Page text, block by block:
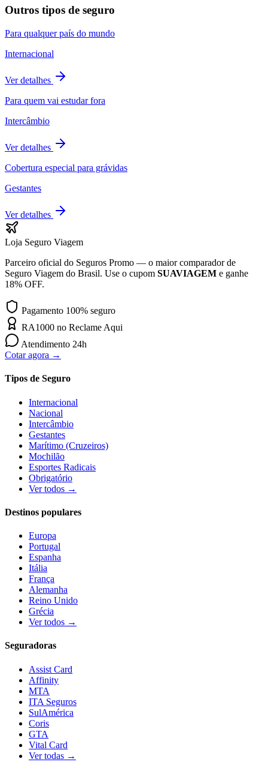
Outros tipos de seguro
Para qualquer país do mundo
Internacional
Ver detalhes
Para quem vai estudar fora
Intercâmbio
Ver detalhes
Cobertura especial para grávidas
Gestantes
Ver detalhes
Loja Seguro Viagem
Parceiro oficial do Seguros Promo — o maior comparador de
Seguro Viagem do Brasil. Use o cupom SUAVIAGEM e ganhe
18% OFF.
Pagamento 100% seguro
RA1000 no Reclame Aqui
Atendimento 24h
Cotar agora →
Tipos de Seguro
Internacional
Nacional
Intercâmbio
Gestantes
Marítimo (Cruzeiros)
Mochilão
Esportes Radicais
Obrigatório
Ver todos →
Destinos populares
Europa
Portugal
Espanha
Itália
França
Alemanha
Reino Unido
Grécia
Ver todos →
Seguradoras
Assist Card
Affinity
MTA
ITA Seguros
SulAmérica
Coris
GTA
Vital Card
Ver todas →